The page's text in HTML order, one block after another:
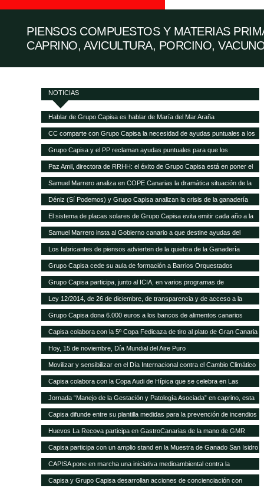
PIENSOS COMPUESTOS Y MATERIAS
CAPRINO, AVICULTURA, PORCINO,
NOTICIAS
Hablar de Grupo Capisa es hablar de María del Mar Araña
CC comparte con Grupo Capisa la necesidad de ayudas puntuales a los
ganaderos canarios
Grupo Capisa y el PP reclaman ayudas puntuales para que los
ganaderos canarios puedan pagar la gran subida de la alimentación
animal
Paz Amil, directora de RRHH: el éxito de Grupo Capisa está en poner el
foco en las personas
Samuel Marrero analiza en COPE Canarias la dramática situación de la
ganadería canaria
Déniz (Sí Podemos) y Grupo Capisa analizan la crisis de la ganadería
canaria
El sistema de placas solares de Grupo Capisa evita emitir cada año a la
atmósfera 95,5 toneladas de CO2
Samuel Marrero insta al Gobierno canario a que destine ayudas del
Fondo de Recuperación a la ganadería, en peligro de desaparecer por la
crisis
Los fabricantes de piensos advierten de la quiebra de la Ganadería
canaria y demandan ayudas directas a las explotaciones
Grupo Capisa cede su aula de formación a Barrios Orquestados
Grupo Capisa participa, junto al ICIA, en varios programas de
investigación ganadera
Ley 12/2014, de 26 de diciembre, de transparencia y de acceso a la
información pública.
Grupo Capisa dona 6.000 euros a los bancos de alimentos canarios
Capisa colabora con la 5º Copa Fedicaza de tiro al plato de Gran Canaria
Hoy, 15 de noviembre, Día Mundial del Aire Puro
Movilizar y sensibilizar en el Día Internacional contra el Cambio Climático
Capisa colabora con la Copa Audi de Hípica que se celebra en Las
Palmas
Jornada “Manejo de la Gestación y Patología Asociada” en caprino, esta
tarde en el Aula Ganadera de Grupo Capisa
Capisa difunde entre su plantilla medidas para la prevención de incendios
Huevos La Recova participa en GastroCanarias de la mano de GMR
Capisa participa con un amplio stand en la Muestra de Ganado San Isidro
Labrador de Uga, en Lanzarote
CAPISA pone en marcha una iniciativa medioambiental contra la
contaminación acústica
Capisa y Grupo Capisa desarrollan acciones de concienciación con